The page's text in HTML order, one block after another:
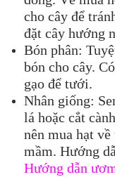
cho cây để
đặt cây hướng
Bón phân:
bón cho cây.
gạo để tưới.
Nhân giống:
lá hoặc cắt
nên mua hạt
mầm. Hướng
Hướng dẫn